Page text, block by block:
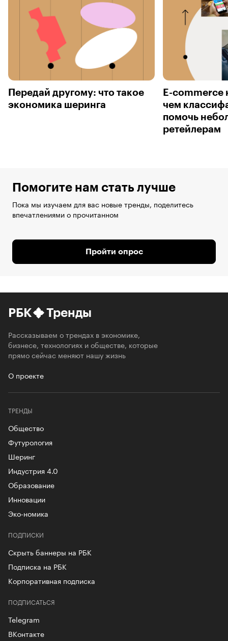
Передай другому: что такое
экономика шеринга
E-commerce
чем
помочь
ретейлерам
Помогите нам стать лучше
Пока мы изучаем для вас новые тренды, поделитесь
впечатлениями о прочитанном
Пройти опрос
РБК Тренды
Рассказываем о трендах в экономике,
бизнесе, технологиях и обществе, которые
прямо сейчас меняют нашу жизнь
О проекте
ТРЕНДЫ
Общество
Футурология
Шеринг
Индустрия 4.0
Образование
Инновации
Эко-номика
ПОДПИСКИ
Скрыть баннеры на РБК
Подписка на РБК
Корпоративная подписка
ПОДПИСАТЬСЯ
Telegram
ВКонтакте